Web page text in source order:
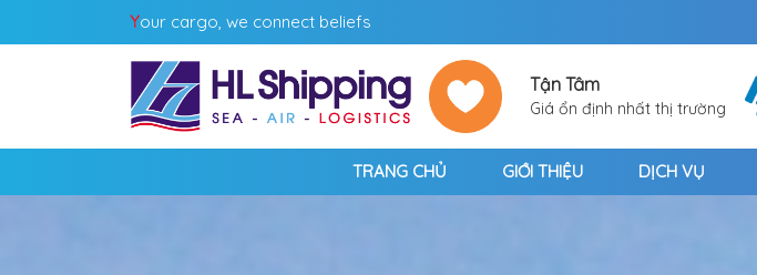
Your cargo, we connect beliefs
Tận Tâm
Giá ổn định nhất thị trường
TRANG CHỦ GIỚI THIỆU DỊCH VỤ